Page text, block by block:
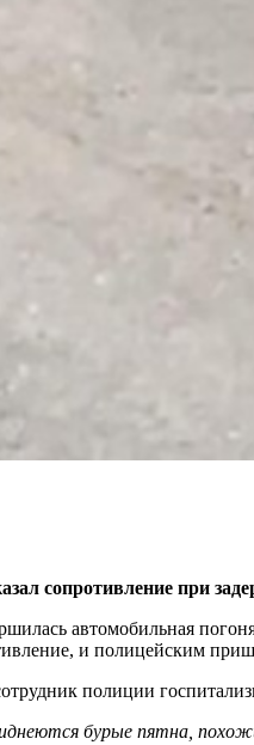
сопротивление при
автомобильная
и полицейским
полиции
бурые пятна,